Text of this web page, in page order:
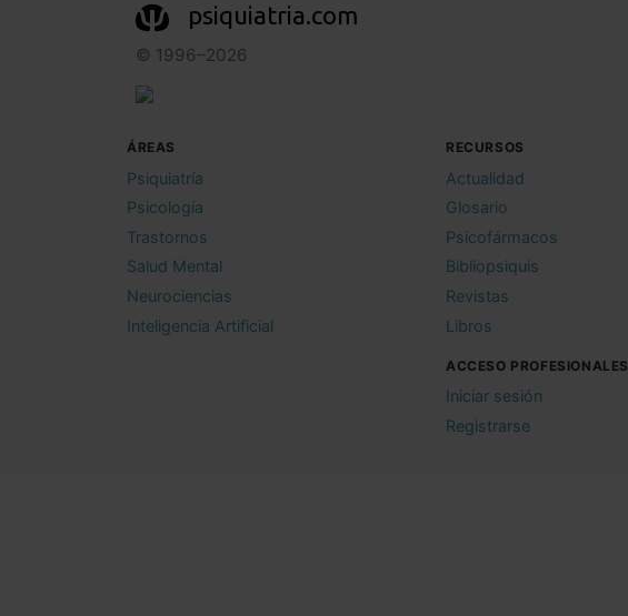
psiquiatria.com
© 1996–2026
ÁREAS
Psiquiatría
Psicología
Trastornos
Salud Mental
Neurociencias
Inteligencia Artificial
RECURSOS
Actualidad
Glosario
Psicofármacos
Bibliopsiquis
Revistas
Libros
ACCESO PROFESIONALES
Iniciar sesión
Registrarse